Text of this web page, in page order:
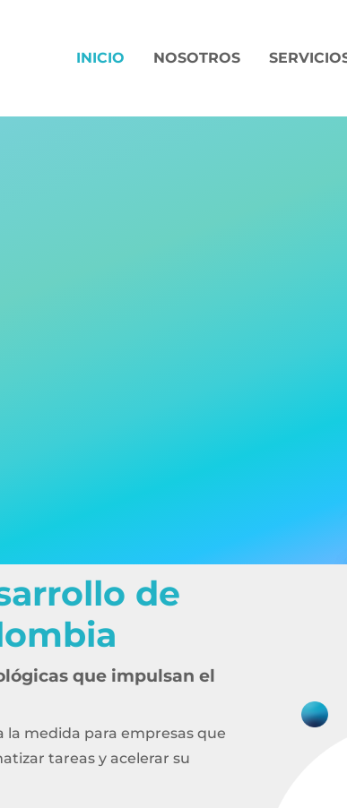
INICIO NOSOTROS
a la
que
digital de empresas
automatización de
de
que impulsan el
la medida para empresas que
tareas y acelerar su